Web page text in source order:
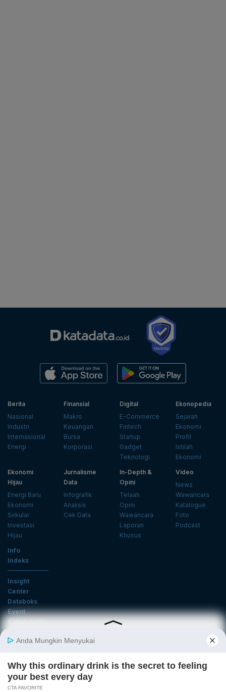
Berita
Nasional
Industri
Internasional
Energi
Finansial
Makro
Keuangan
Bursa
Korporasi
Digital
E-Commerce
Fintech
Startup
Gadget
Teknologi
Ekonopedia
Sejarah
Ekonomi
Profil
Istilah
Ekonomi
Ekonomi
Hijau
Energi Baru
Ekonomi
Sirkular
Investasi
Hijau
Jurnalisme
Data
Infografik
Analisis
Cek Data
In-Depth &
Opini
Telaah
Opini
Wawancara
Laporan
Khusus
Video
News
Wawancara
Katalogue
Foto
Podcast
Info
Indeks
Insight
Center
Databoks
Event
KatadataOto
Email
Daftar